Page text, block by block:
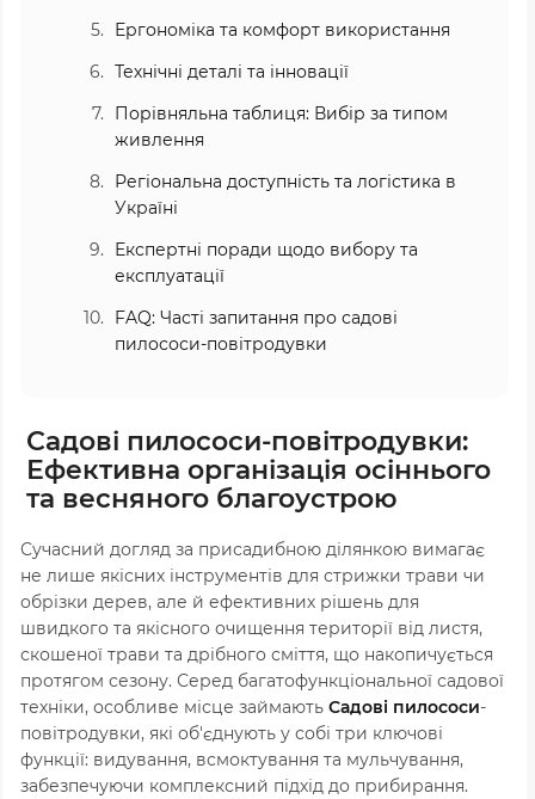
Ергономіка та комфорт використання
Технічні деталі та інновації
Порівняльна таблиця: Вибір за типом
живлення
Регіональна доступність та логістика в
Україні
Експертні поради щодо вибору та
експлуатації
FAQ: Часті запитання про садові
пилососи-повітродувки
Садові пилососи-повітродувки:
Ефективна організація осіннього
та весняного благоустрою
Сучасний догляд за присадибною ділянкою вимагає
не лише якісних інструментів для стрижки трави чи
обрізки дерев, але й ефективних рішень для
швидкого та якісного очищення території від листя,
скошеної трави та дрібного сміття, що накопичується
протягом сезону. Серед багатофункціональної садової
техніки, особливе місце займають Садові пилососи-
повітродувки, які об'єднують у собі три ключові
функції: видування, всмоктування та мульчування,
забезпечуючи комплексний підхід до прибирання.